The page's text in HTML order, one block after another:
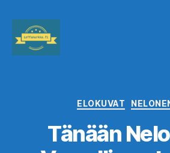
ELOKUVAT
Tänään